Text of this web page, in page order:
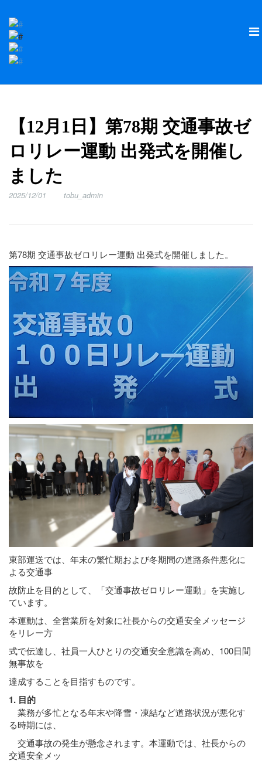
【12月1日】第78期 交通事故ゼ
ロリレー運動 出発式を開催し
ました
2025/12/01 tobu_admin
第78期 交通事故ゼロリレー運動 出発式を開催しました。
東部運送では、年末の繁忙期および冬期間の道路条件悪化に
よる交通事
故防止を目的として、「交通事故ゼロリレー運動」を実施し
ています。
本運動は、全営業所を対象に社長からの交通安全メッセージ
をリレー方
式で伝達し、社員一人ひとりの交通安全意識を高め、100日間
無事故を
達成することを目指すものです。
1. 目的
業務が多忙となる年末や降雪・凍結など道路状況が悪化す
る時期には、
交通事故の発生が懸念されます。本運動では、社長からの
交通安全メッ